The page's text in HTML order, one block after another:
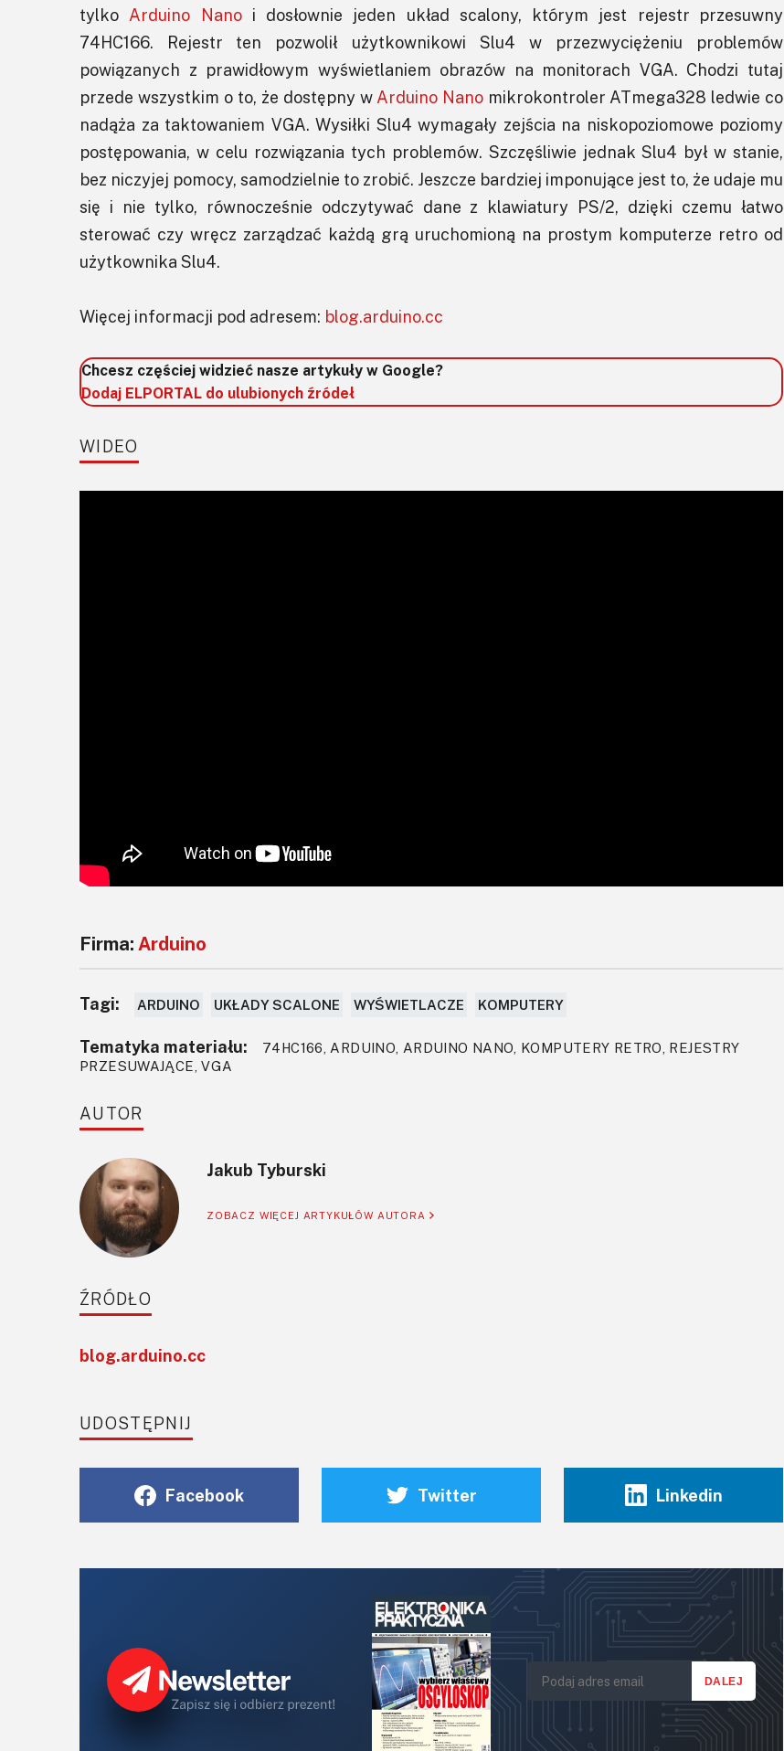
tylko Arduino Nanoi dosłownie jeden układ scalony, którym jest rejestr przesuwny
74HC166. Rejestr ten pozwolił użytkownikowi Slu4 w przezwyciężeniu problemów
powiązanych z prawidłowym wyświetlaniem obrazów na monitorach VGA. Chodzi tutaj
przede wszystkim o to, że dostępny w Arduino Nano mikrokontroler ATmega328 ledwie co
nadąża za taktowaniem VGA. Wysiłki Slu4 wymagały zejścia na niskopoziomowe poziomy
postępowania, w celu rozwiązania tych problemów. Szczęśliwie jednak Slu4 był w stanie,
bez niczyjej pomocy, samodzielnie to zrobić. Jeszcze bardziej imponujące jest to, że udaje mu
się i nie tylko, równocześnie odczytywać dane z klawiatury PS/2, dzięki czemu łatwo
sterować czy wręcz zarządzać każdą grą uruchomioną na prostym komputerze retro od
użytkownika Slu4.
Więcej informacji pod adresem: blog.arduino.cc
Chcesz częściej widzieć nasze artykuły w Google?
Dodaj ELPORTAL do ulubionych źródeł
WIDEO
Firma: Arduino
Tagi: ARDUINO UKŁADY SCALONE WYŚWIETLACZE KOMPUTERY
Tematyka materiału:
74HC166, ARDUINO, ARDUINO NANO, KOMPUTERY RETRO, REJESTRY
PRZESUWAJĄCE, VGA
AUTOR
Jakub Tyburski
ZOBACZ WIĘCEJ ARTYKUŁÓW AUTORA
ŹRÓDŁO
blog.arduino.cc
UDOSTĘPNIJ
Facebook Twitter Linkedin